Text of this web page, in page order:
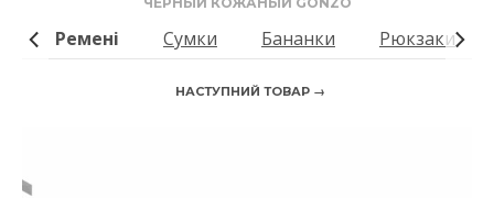
Ремені Сумки Бананки Рюкзаки
НАСТУПНИЙ ТОВАР →